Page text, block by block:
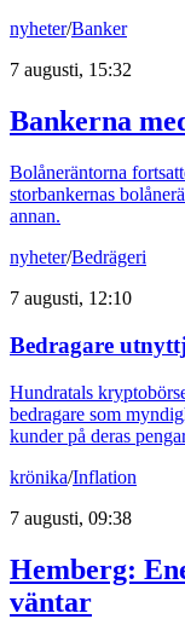
nyheter/Banker
7 augusti, 15:32
Bankerna
Bolåneräntorna
storbankernas
annan.
nyheter/Bedrägeri
7 augusti, 12:10
Bedragare
Hundratals
bedragare som
kunder på deras
krönika/Inflation
7 augusti, 09:38
Hemberg:
väntar